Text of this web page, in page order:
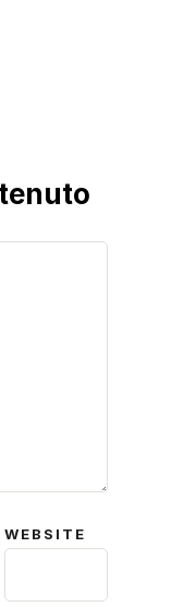
WEBSITE